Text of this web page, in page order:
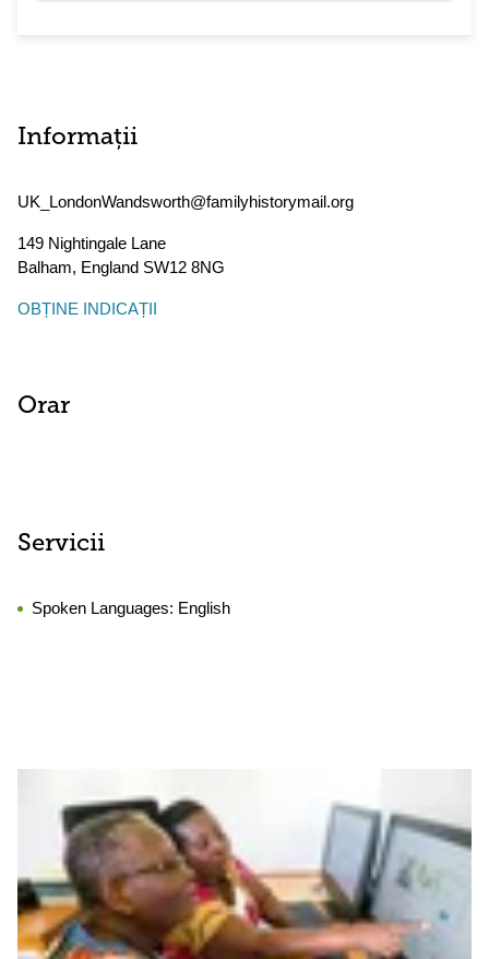
Informații
UK_LondonWandsworth@familyhistorymail.org
149 Nightingale Lane
Balham, England SW12 8NG
OBȚINE INDICAȚII
Orar
Servicii
Spoken Languages: English